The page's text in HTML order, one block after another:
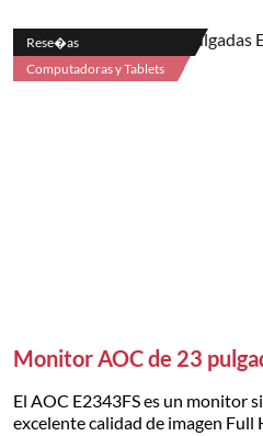
Rese�as
Computadoras y Tablets
Monitor AOC de 23
El AOC E2343FS es un monitor
excelente calidad de imagen